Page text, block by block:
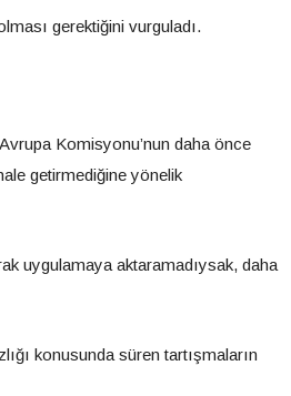
gerektiğini vurguladı.
Komisyonu’nun daha önce
getirmediğine yönelik
uygulamaya aktaramadıysak, daha
konusunda süren tartışmaların